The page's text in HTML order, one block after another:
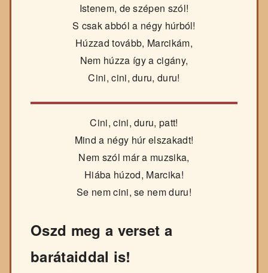
Istenem, de szépen szól!
S csak abból a négy húrból!
Húzzad tovább, Marcikám,
Nem húzza így a cigány,
Cini, cini, duru, duru!
Cini, cini, duru, patt!
Mind a négy húr elszakadt!
Nem szól már a muzsika,
Hiába húzod, Marcika!
Se nem cini, se nem duru!
Oszd meg a verset a
barátaiddal is!